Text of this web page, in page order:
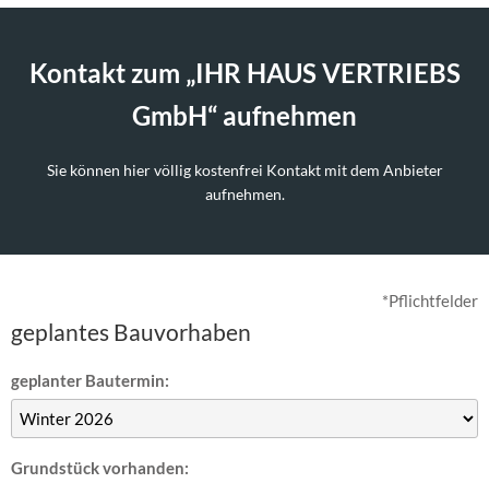
Kontakt zum „IHR HAUS VERTRIEBS
GmbH“ aufnehmen
Sie können hier völlig kostenfrei Kontakt mit dem Anbieter
aufnehmen.
*Pflichtfelder
geplantes Bauvorhaben
geplanter Bautermin:
Grundstück vorhanden: